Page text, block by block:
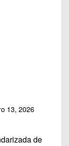
13, 2026
de